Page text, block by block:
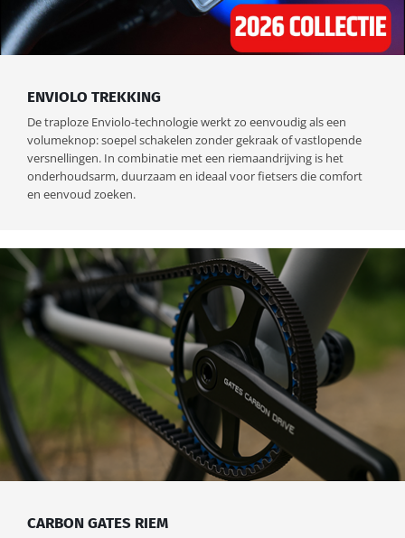
ENVIOLO TREKKING
De traploze Enviolo-technologie werkt zo eenvoudig als een
volumeknop: soepel schakelen zonder gekraak of vastlopende
versnellingen. In combinatie met een riemaandrijving is het
onderhoudsarm, duurzaam en ideaal voor fietsers die comfort
en eenvoud zoeken.
CARBON GATES RIEM